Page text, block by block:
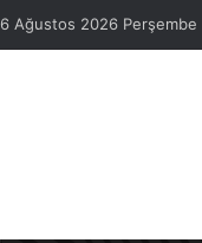
6 Ağustos 2026 Perşembe